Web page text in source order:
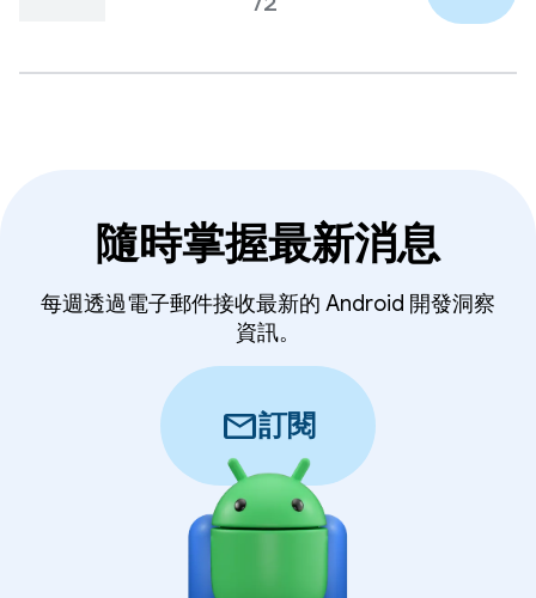
/2
隨時掌握最新消息
每週透過電子郵件接收最新的 Android 開發洞察
資訊。
mail訂閱